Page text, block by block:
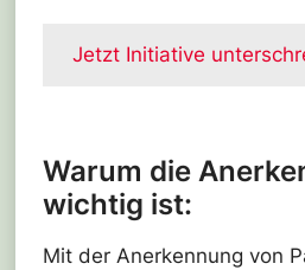
Jetzt Initiative
Warum die
wichtig ist:
Mit der Anerkennung von